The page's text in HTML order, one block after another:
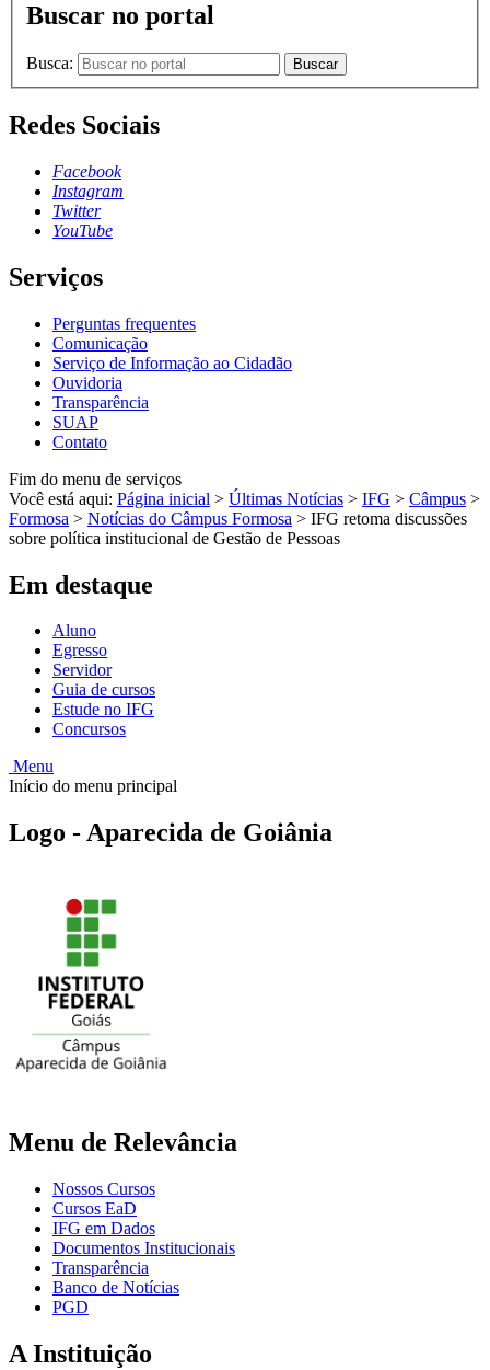
Buscar no portal
Busca: Buscar
Redes Sociais
Facebook
Instagram
Twitter
YouTube
Serviços
Perguntas frequentes
Comunicação
Serviço de Informação ao Cidadão
Ouvidoria
Transparência
SUAP
Contato
Fim do menu de serviços
Você está aqui: Página inicial > Últimas Notícias > IFG > Câmpus >
Formosa > Notícias do Câmpus Formosa > IFG retoma discussões
sobre política institucional de Gestão de Pessoas
Em destaque
Aluno
Egresso
Servidor
Guia de cursos
Estude no IFG
Concursos
Menu
Início do menu principal
Logo - Aparecida de Goiânia
Menu de Relevância
Nossos Cursos
Cursos EaD
IFG em Dados
Documentos Institucionais
Transparência
Banco de Notícias
PGD
A Instituição